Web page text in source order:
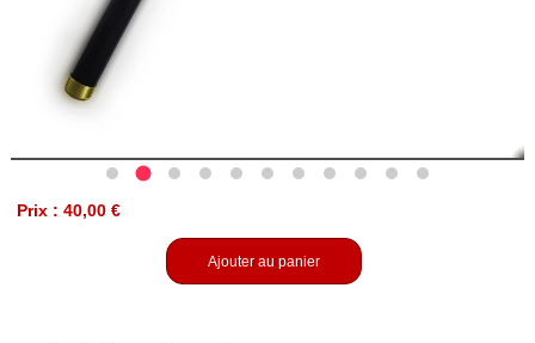
Prix : 40,00 €
Ajouter au panier